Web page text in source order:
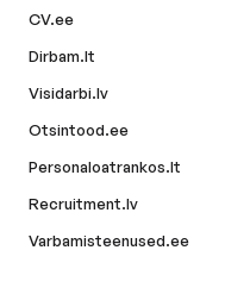
CV.ee
Dirbam.lt
Visidarbi.lv
Otsintood.ee
Personaloatrankos.lt
Recruitment.lv
Varbamisteenused.ee